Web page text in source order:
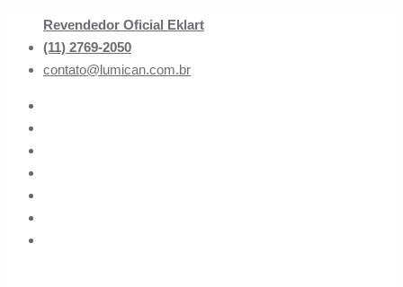
Revendedor Oficial Eklart
(11) 2769-2050
contato@lumican.com.br